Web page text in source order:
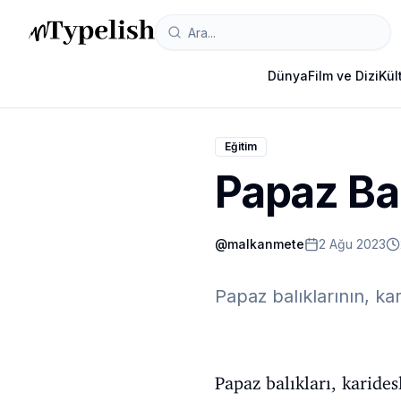
DünyaFilm ve Dizi
Eğitim
Papaz
@malkanmete 2 Ağu 2023
Papaz balıklarının,
Papaz balıkları,